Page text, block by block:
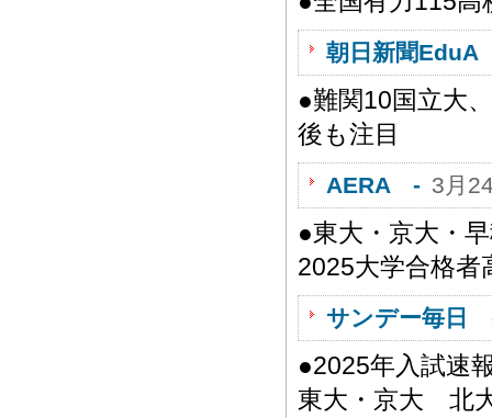
朝日新聞
●難関10国立大
後も注目
AERA - 3月
●東大・京大・
2025大学合格
サンデー毎日
●2025年入試速
東大・京大 北